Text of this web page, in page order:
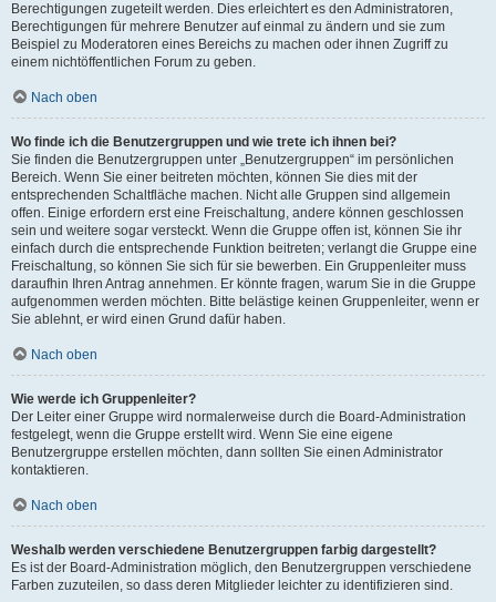
Berechtigungen zugeteilt werden. Dies erleichtert es den Administratoren,
Berechtigungen für mehrere Benutzer auf einmal zu ändern und sie zum
Beispiel zu Moderatoren eines Bereichs zu machen oder ihnen Zugriff zu
einem nichtöffentlichen Forum zu geben.
Nach oben
Wo finde ich die Benutzergruppen und wie trete ich ihnen bei?
Sie finden die Benutzergruppen unter „Benutzergruppen“ im persönlichen
Bereich. Wenn Sie einer beitreten möchten, können Sie dies mit der
entsprechenden Schaltfläche machen. Nicht alle Gruppen sind allgemein
offen. Einige erfordern erst eine Freischaltung, andere können geschlossen
sein und weitere sogar versteckt. Wenn die Gruppe offen ist, können Sie ihr
einfach durch die entsprechende Funktion beitreten; verlangt die Gruppe eine
Freischaltung, so können Sie sich für sie bewerben. Ein Gruppenleiter muss
daraufhin Ihren Antrag annehmen. Er könnte fragen, warum Sie in die Gruppe
aufgenommen werden möchten. Bitte belästige keinen Gruppenleiter, wenn er
Sie ablehnt, er wird einen Grund dafür haben.
Nach oben
Wie werde ich Gruppenleiter?
Der Leiter einer Gruppe wird normalerweise durch die Board-Administration
festgelegt, wenn die Gruppe erstellt wird. Wenn Sie eine eigene
Benutzergruppe erstellen möchten, dann sollten Sie einen Administrator
kontaktieren.
Nach oben
Weshalb werden verschiedene Benutzergruppen farbig dargestellt?
Es ist der Board-Administration möglich, den Benutzergruppen verschiedene
Farben zuzuteilen, so dass deren Mitglieder leichter zu identifizieren sind.